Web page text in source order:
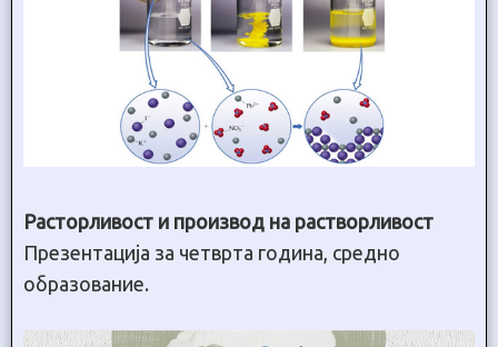
Расторливост и производ на растворливост
Презентација за четврта година, средно
образование.